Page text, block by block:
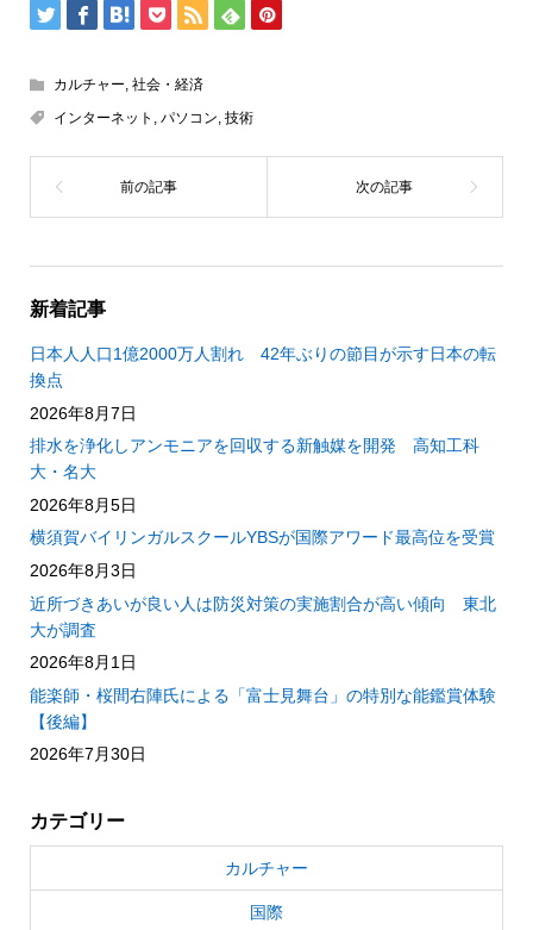
カルチャー, 社会・経済
インターネット , パソコン, 技術
新着記事
日本人人口1億2000万人割れ 42年ぶりの節目が示す日本の転
換点
2026年8月7日
排水を浄化しアンモニアを回収する新触媒を開発 高知工科
大・名大
2026年8月5日
横須賀バイリンガルスクールYBSが国際アワード最高位を受賞
2026年8月3日
近所づきあいが良い人は防災対策の実施割合が高い傾向 東北
大が調査
2026年8月1日
能楽師・桜間右陣氏による「富士見舞台」の特別な能鑑賞体験
【後編】
2026年7月30日
カテゴリー
カルチャー
国際